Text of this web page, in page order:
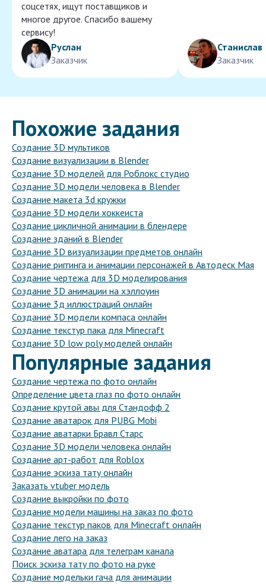
соцсетях, ищут поставщиков и
многое другое. Спасибо вашему
сервису!
Руслан
Заказчик
Станислав
Заказчик
Похожие задания
Создание 3D мультиков
Создание визуализации в Blender
Создание 3D моделей для Роблокс студио
Создание 3D модели человека в Blender
Создание макета 3d кружки
Создание 3D модели хоккеиста
Создание цикличной анимации в блендере
Создание зданий в Blender
Создание 3D визуализации предметов онлайн
Создание риггинга и анимации персонажей в Автодеск Мая
Создание чертежа для 3D моделирования
Создание 3D анимации на хэллоуин
Создание 3д иллюстраций онлайн
Создание 3D модели компаса онлайн
Создание текстур пака для Minecraft
Создание 3D low poly моделей онлайн
Популярные задания
Создание чертежа по фото онлайн
Определение цвета глаз по фото онлайн
Создание крутой авы для Стандофф 2
Создание аватарок для PUBG Mobi
Создание аватарки Бравл Старс
Создание 3D модели человека онлайн
Создание арт-работ для Roblox
Создание эскиза тату онлайн
Заказать vtuber модель
Создание выкройки по фото
Создание модели машины на заказ по фото
Создание текстур паков для Minecraft онлайн
Создание лего на заказ
Создание аватара для телеграм канала
Поиск эскиза тату по фото на руке
Создание модельки гача для анимации